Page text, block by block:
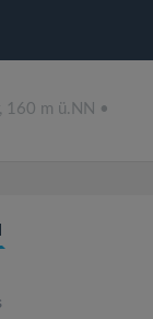
160 m ü.NN •